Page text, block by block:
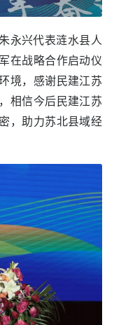
永兴代表涟水县人
在战略合作启动仪
境，感谢民建江苏
相信今后民建江苏
，助力苏北县域经